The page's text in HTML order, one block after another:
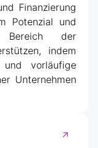
Finanzierung
Potenzial und
Bereich der
indem
vorläufige
Unternehmen